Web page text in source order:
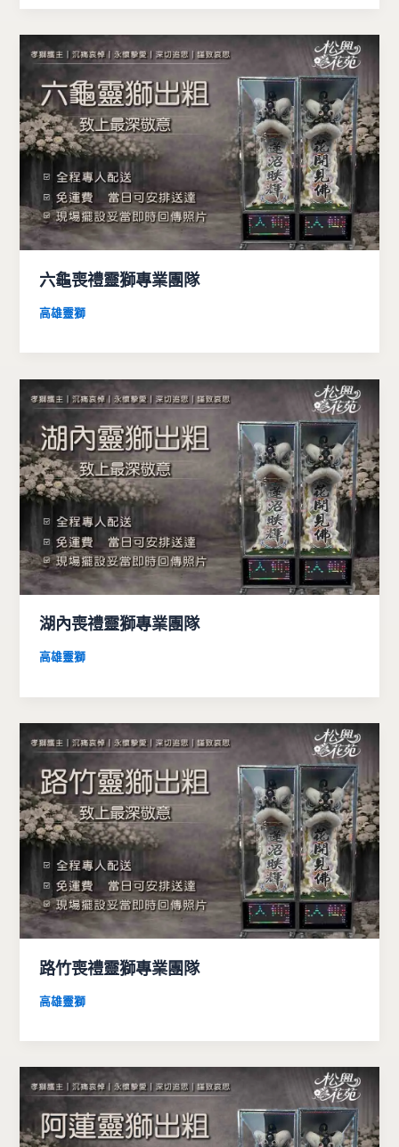
六龜喪禮靈獅專業團隊
高雄靈獅
湖內喪禮靈獅專業團隊
高雄靈獅
路竹喪禮靈獅專業團隊
高雄靈獅